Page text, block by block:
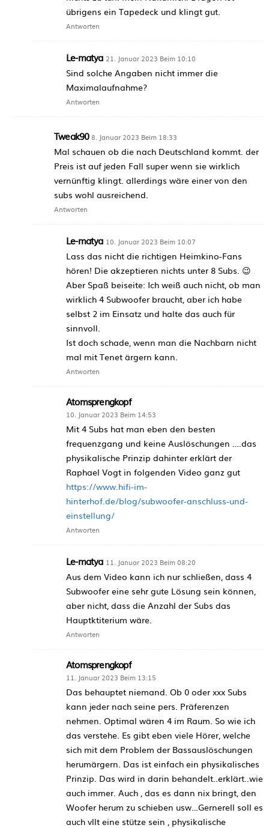
übrigens ein Tapedeck und klingt gut.
Antworten
Le-matya 21. Januar 2023 Beim 10:10
Sind solche Angaben nicht immer die
Maximalaufnahme?
Antworten
Tweak90 8. Januar 2023 Beim 18:33
Mal schauen ob die nach Deutschland kommt. der
Preis ist auf jeden Fall super wenn sie wirklich
vernünftig klingt. allerdings wäre einer von den
subs wohl ausreichend.
Antworten
Le-matya 10. Januar 2023 Beim 10:07
Lass das nicht die richtigen Heimkino-Fans
hören! Die akzeptieren nichts unter 8 Subs. 😉
Aber Spaß beiseite: Ich weiß auch nicht, ob man
wirklich 4 Subwoofer braucht, aber ich habe
selbst 2 im Einsatz und halte das auch für
sinnvoll.
Ist doch schade, wenn man die Nachbarn nicht
mal mit Tenet ärgern kann.
Antworten
Atomsprengkopf
10. Januar 2023 Beim 14:53
Mit 4 Subs hat man eben den besten
frequenzgang und keine Auslöschungen ….das
physikalische Prinzip dahinter erklärt der
Raphael Vogt in folgenden Video ganz gut
https://www.hifi-im-
hinterhof.de/blog/subwoofer-anschluss-und-
einstellung/
Antworten
Le-matya 11. Januar 2023 Beim 08:20
Aus dem Video kann ich nur schließen, dass 4
Subwoofer eine sehr gute Lösung sein können,
aber nicht, dass die Anzahl der Subs das
Hauptktiterium wäre.
Antworten
Atomsprengkopf
11. Januar 2023 Beim 13:15
Das behauptet niemand. Ob 0 oder xxx Subs
kann jeder nach seine pers. Präferenzen
nehmen. Optimal wären 4 im Raum. So wie ich
das verstehe. Es gibt eben viele Hörer, welche
sich mit dem Problem der Bassauslöschungen
herumärgern. Das ist einfach ein physikalisches
Prinzip. Das wird in darin behandelt..erklärt..wie
auch immer. Auch , das es dann nix bringt, den
Woofer herum zu schieben usw…Gernerell soll es
auch vllt eine stütze sein , physikalische